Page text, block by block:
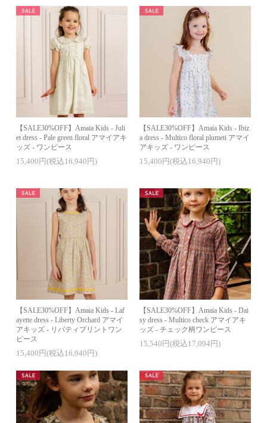
【SALE30%OFF】Amaia Kids - Juli
et dress - Pale green floral アマイアキ
ッズ - ワンピース
15,400円(税込16,940円)
【SALE30%OFF】Amaia Kids - Ibiz
a dress - Multico floral plumeti アマイ
アキッズ - ワンピース
15,400円(税込16,940円)
【SALE30%OFF】Amaia Kids - Laf
ayette dress - Liberty Orchard アマイ
アキッズ - リバティプリントワン
ピース
15,400円(税込16,940円)
【SALE30%OFF】Amaia Kids - Dai
sy dress - Multico check アマイアキ
ッズ - チェック柄ワンピース
15,540円(税込17,094円)